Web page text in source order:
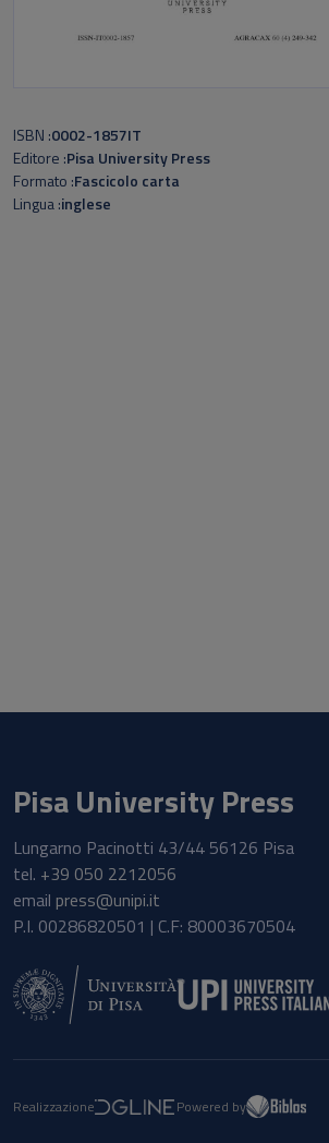
ISBN 0002-1857IT
Editore Pisa University Press
Formato Fascicolo carta
Lingua inglese
Pisa University Press
Lungarno Pacinotti 43/44 56126 Pisa
tel. +39 050 2212056
email press@unipi.it
P.I. 00286820501 | C.F: 80003670504
Realizzazione Powered by